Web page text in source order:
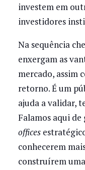
investem em
investidores
Na sequência
enxergam as
mercado, assim
retorno. É um
ajuda a validar,
Falamos aqui de
offices
conhecerem
construírem